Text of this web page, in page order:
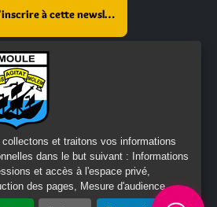
collectons et traitons vos informations
dans le but suivant :
Informations
et accès à l'espace privé,
des pages, Mesure d'audience.